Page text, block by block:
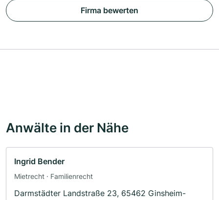
Firma bewerten
Anwälte in der Nähe
Ingrid Bender
Mietrecht · Familienrecht
Darmstädter Landstraße 23, 65462 Ginsheim-